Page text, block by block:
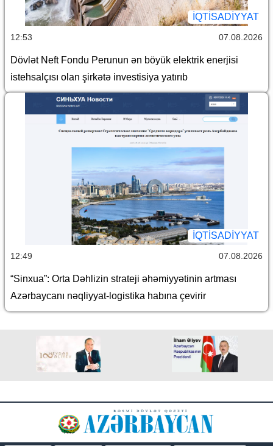
İQTİSADİYYAT
12:53 07.08.2026
Dövlət Neft Fondu Perunun ən böyük elektrik enerjisi
istehsalçısı olan şirkətə investisiya yatırıb
İQTİSADİYYAT
12:49 07.08.2026
“Sinxua”: Orta Dəhlizin strateji əhəmiyyətinin artması
Azərbaycanı nəqliyyat-logistika habına çevirir